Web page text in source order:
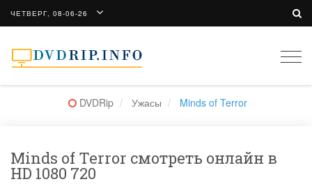
ЧЕТВЕРГ, 08-06-26
DVDRip Ужасы Minds of Terror
Minds of Terror смотреть онлайн в
HD 1080 720